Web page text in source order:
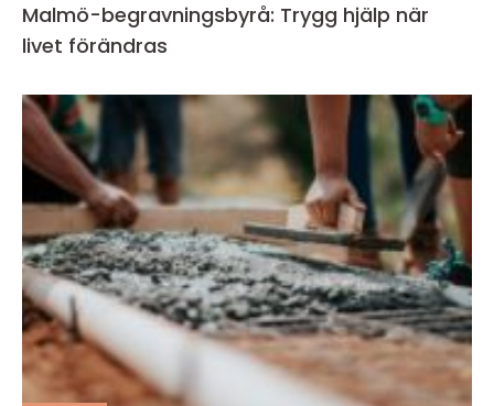
Malmö-begravningsbyrå: Trygg hjälp när
livet förändras